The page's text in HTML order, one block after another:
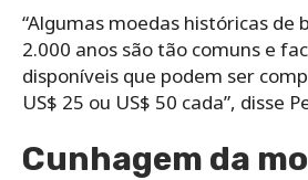
“Algumas moedas históricas de
2.000 anos são tão comuns e
disponíveis que podem ser
US$ 25 ou US$ 50 cada”, disse
Cunhagem da